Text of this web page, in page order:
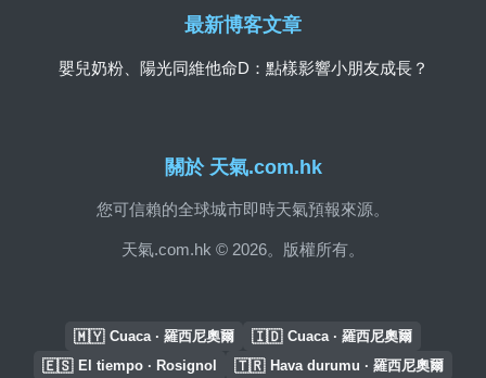
關於 天氣.com.hk
您可信賴的全球城市即時天氣預報來源。
天氣.com.hk © 2026。版權所有。
最新博客文章
嬰兒奶粉、陽光同維他命D：點樣影響小朋友成長？
🇲🇾 Cuaca · 羅西尼奧爾 🇮🇩 Cuaca · 羅西尼奧爾
🇪🇸 El tiempo · Rosignol 🇹🇷 Hava durumu · 羅西尼奧爾